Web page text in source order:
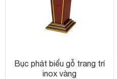
Bục phát biểu gỗ trang trí
inox vàng